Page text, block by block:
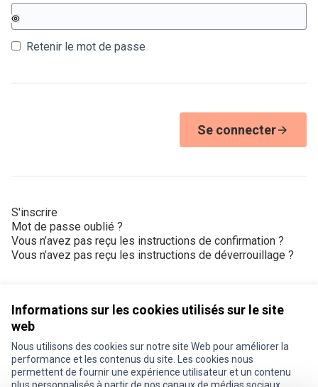
Informations sur les cookies utilisés sur le site
web
Nous utilisons des cookies sur notre site Web pour améliorer la
performance et les contenus du site. Les cookies nous
permettent de fournir une expérience utilisateur et un contenu
Retenir le mot de passe
Se connecter
S'inscrire
Mot de passe oublié ?
Vous n’avez pas reçu les instructions de confirmation ?
Vous n’avez pas reçu les instructions de déverrouillage ?
Conditions d'utilisation
Paramètres des cookies
Je participe ! sur X
Je participe ! sur Facebook
Je participe ! sur Instagram